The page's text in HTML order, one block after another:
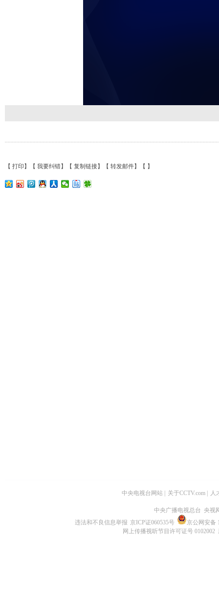
【 打印 】【 我要纠错】【 复制链接】【 转发邮件】【 】
中央电视台网站 | 关于CCTV.com | 人
中央广播电视总台 央视
违法和不良信息举报 京ICP证060535号
京公网安备
网上传播视听节目许可证号 0102002